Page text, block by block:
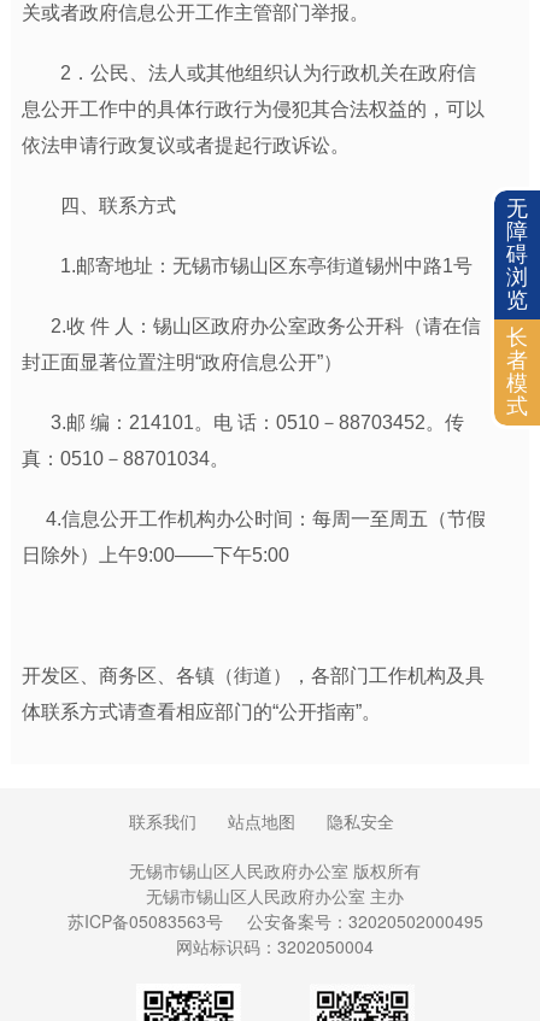
关或者政府信息公开工作主管部门举报。
2．公民、法人或其他组织认为行政机关在政府信
息公开工作中的具体行政行为侵犯其合法权益的，可以
依法申请行政复议或者提起行政诉讼。
四、联系方式
1.邮寄地址： 无锡市锡山区东亭街道锡州中路1号
2.收 件 人：锡山区政府办公室政务公开科（请在信
封正面显著位置注明“政府信息公开”）
3.邮 编：214101。电 话：0510－88703452。传
真：0510－88701034。
4.信息公开工作机构办公时间：每周一至周五（节假
日除外）上午9:00——下午5:00
开发区、商务区、各镇（街道），各部门工作机构及具
体联系方式请查看相应部门的“公开指南”。
联系我们 站点地图 隐私安全
无锡市锡山区人民政府办公室 版权所有
无锡市锡山区人民政府办公室 主办
苏ICP备05083563号
公安备案号：32020502000495
网站标识码：3202050004
无
障
碍
浏
览
长
者
模
式